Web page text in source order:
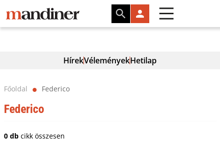
HírekVéleményekHetilap
Főoldal ⬤ Federico
Federico
0 dbcikk összesen